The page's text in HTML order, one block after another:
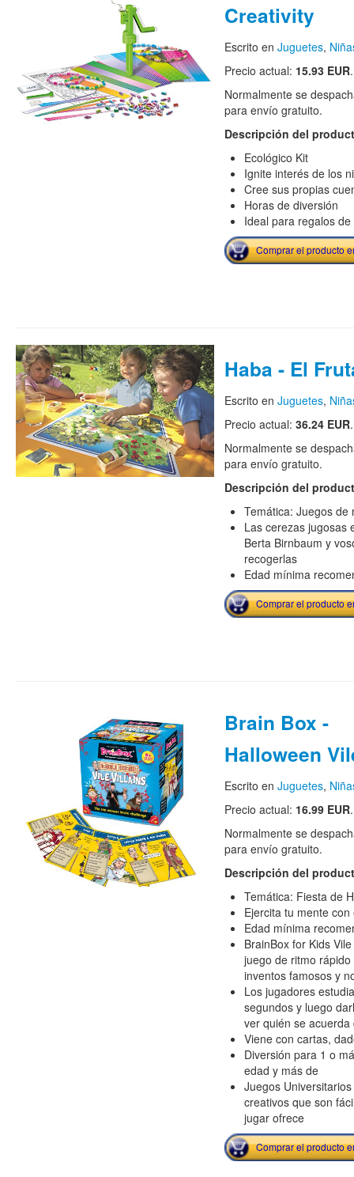
Creativity
Escrito en Juguetes,
Precio actual: 15.93 EUR.
Normalmente se
para envío gratuito.
Descripción del
Ecológico Kit
Ignite interés de los
Cree sus propias
Horas de diversión
Ideal para regalos
Comprar el producto
Haba - El
Escrito en Juguetes,
Precio actual: 36.24 EUR.
Normalmente se
para envío gratuito.
Descripción del
Temática: Juegos de
Las cerezas jugosas
Berta Birnbaum y
recogerlas
Edad mínima
Comprar el producto
Brain Box -
Halloween
Escrito en Juguetes,
Precio actual: 16.99 EUR.
Normalmente se
para envío gratuito.
Descripción del
Temática: Fiesta de
Ejercita tu mente
Edad mínima
BrainBox for Kids
juego de ritmo
inventos famosos y
Los jugadores
segundos y luego
ver quién se
Viene con cartas,
Diversión para 1 o
edad y más de
Juegos
creativos que son
jugar ofrece
Comprar el producto